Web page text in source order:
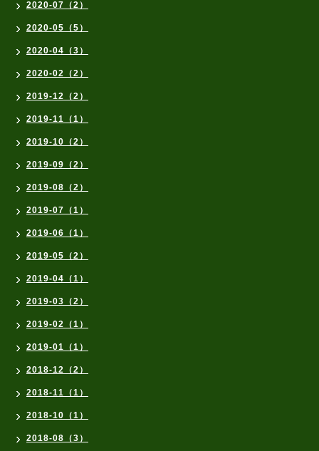
2020-07（2）
2020-05（5）
2020-04（3）
2020-02（2）
2019-12（2）
2019-11（1）
2019-10（2）
2019-09（2）
2019-08（2）
2019-07（1）
2019-06（1）
2019-05（2）
2019-04（1）
2019-03（2）
2019-02（1）
2019-01（1）
2018-12（2）
2018-11（1）
2018-10（1）
2018-08（3）